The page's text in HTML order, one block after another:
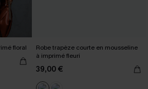
floral
Robe trapèze courte en mousseline
à imprimé fleuri
39,00 €